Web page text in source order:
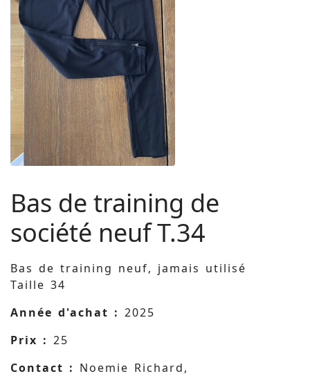
Bas de training de
société neuf T.34
Bas de training neuf, jamais utilisé
Taille 34
Année d'achat : 2025
Prix : 25
Contact : Noemie Richard,